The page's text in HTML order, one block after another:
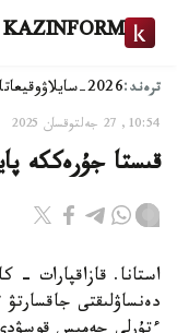
KAZINFORM
ترەند:2026-سايلاۋ وقيعا
10:54, 27 جەلتوقسان 2025
قىستا جۇرەككە
استانا. قازاقپارات -
دەنساۋلىقتى